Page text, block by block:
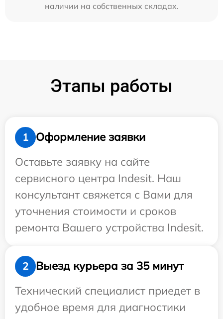
наличии на собственных складах.
Этапы работы
1
Оформление заявки
Оставьте заявку на сайте
сервисного центра Indesit. Наш
консультант свяжется с Вами для
уточнения стоимости и сроков
ремонта Вашего устройства Indesit.
2
Выезд курьера за 35 минут
Технический специалист приедет в
удобное время для диагностики